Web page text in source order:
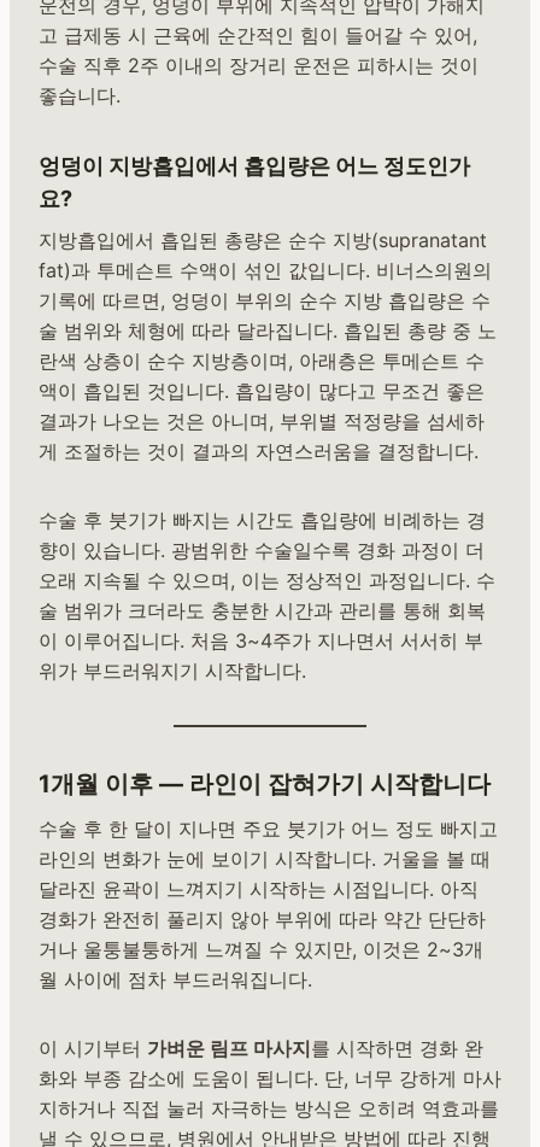
운전의 경우, 엉덩이 부위에 지속적인 압박이 가해지
고 급제동 시 근육에 순간적인 힘이 들어갈 수 있어,
수술 직후 2주 이내의 장거리 운전은 피하시는 것이
좋습니다.
엉덩이 지방흡입에서 흡입량은 어느 정도인가
요?
지방흡입에서 흡입된 총량은 순수 지방(supranatant
fat)과 투메슨트 수액이 섞인 값입니다. 비너스의원의
기록에 따르면, 엉덩이 부위의 순수 지방 흡입량은 수
술 범위와 체형에 따라 달라집니다. 흡입된 총량 중 노
란색 상층이 순수 지방층이며, 아래층은 투메슨트 수
액이 흡입된 것입니다. 흡입량이 많다고 무조건 좋은
결과가 나오는 것은 아니며, 부위별 적정량을 섬세하
게 조절하는 것이 결과의 자연스러움을 결정합니다.
수술 후 붓기가 빠지는 시간도 흡입량에 비례하는 경
향이 있습니다. 광범위한 수술일수록 경화 과정이 더
오래 지속될 수 있으며, 이는 정상적인 과정입니다. 수
술 범위가 크더라도 충분한 시간과 관리를 통해 회복
이 이루어집니다. 처음 3~4주가 지나면서 서서히 부
위가 부드러워지기 시작합니다.
1개월 이후 — 라인이 잡혀가기 시작합니다
수술 후 한 달이 지나면 주요 붓기가 어느 정도 빠지고
라인의 변화가 눈에 보이기 시작합니다. 거울을 볼 때
달라진 윤곽이 느껴지기 시작하는 시점입니다. 아직
경화가 완전히 풀리지 않아 부위에 따라 약간 단단하
거나 울퉁불퉁하게 느껴질 수 있지만, 이것은 2~3개
월 사이에 점차 부드러워집니다.
이 시기부터 가벼운 림프 마사지를 시작하면 경화 완
화와 부종 감소에 도움이 됩니다. 단, 너무 강하게 마사
지하거나 직접 눌러 자극하는 방식은 오히려 역효과를
낼 수 있으므로, 병원에서 안내받은 방법에 따라 진행